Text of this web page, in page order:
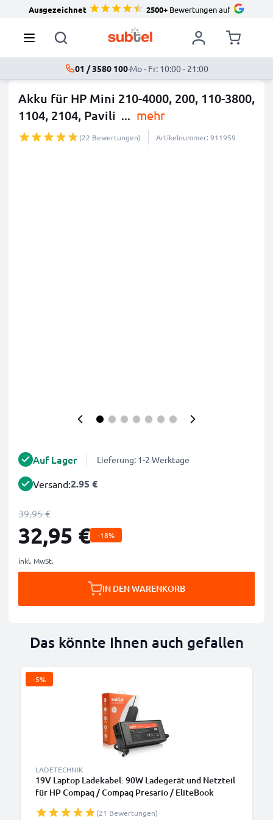
Ausgezeichnet 2500+Bewertungen auf
01 / 3580 100·Mo - Fr: 10:00 - 21:00
Akku für HP Mini 210-4000, 200, 110-3800,
1104, 2104, Pavili ... mehr
(22 Bewertungen) Artikelnummer: 911959
Auf Lager Lieferung: 1-2 Werktage
Versand:2.95 €
39,95 €
32,95 € -18%
inkl. MwSt.
IN DEN WARENKORB
Das könnte Ihnen auch gefallen
-5%
LADETECHNIK
19V Laptop Ladekabel: 90W Ladegerät und Netzteil
für HP Compaq / Compaq Presario / EliteBook
ProBook 6570B Notebook PCs - 2.6m Netzkabel
(21 Bewertungen)